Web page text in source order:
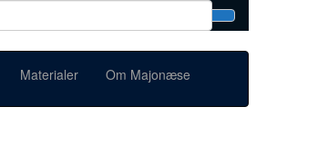
Materialer Om Majonæse